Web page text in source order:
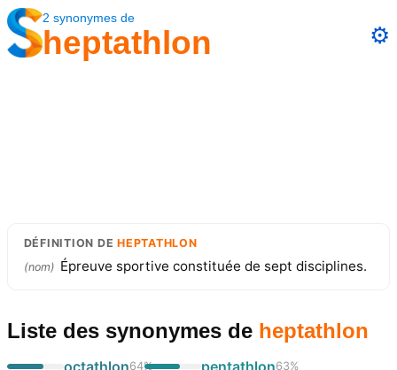
2 synonymes de
heptathlon ⚙️
DÉFINITION DEHEPTATHLON
(nom) Épreuve sportive constituée de sept disciplines.
Liste des synonymes de heptathlon
octathlon64% pentathlon63%